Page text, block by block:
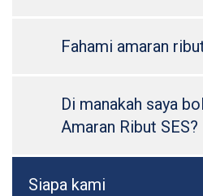
Fahami amaran
Di manakah saya
Amaran Ribut SES?
Siapa kami